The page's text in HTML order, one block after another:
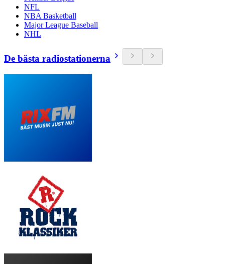
NFL
NBA Basketball
Major League Baseball
NHL
De bästa radiostationerna